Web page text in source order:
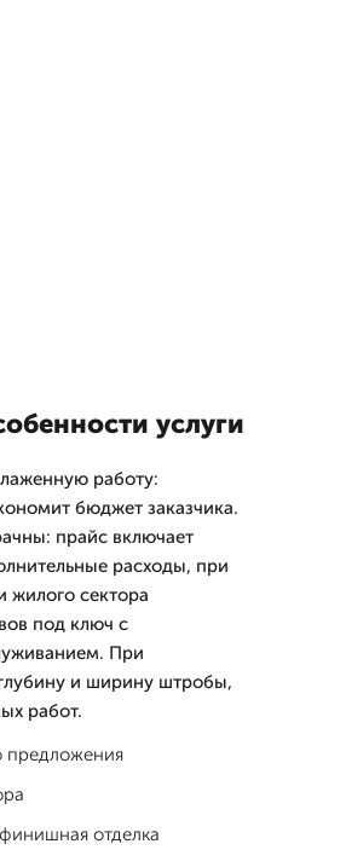
услуги
работу:
бюджет заказчика.
прайс включает
расходы, при
жилого сектора
под ключ с
При
и ширину штробы,
работ.
предложения
отделка